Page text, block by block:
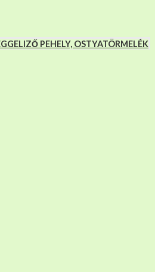
PEHELY, OSTYATÖRMELÉK